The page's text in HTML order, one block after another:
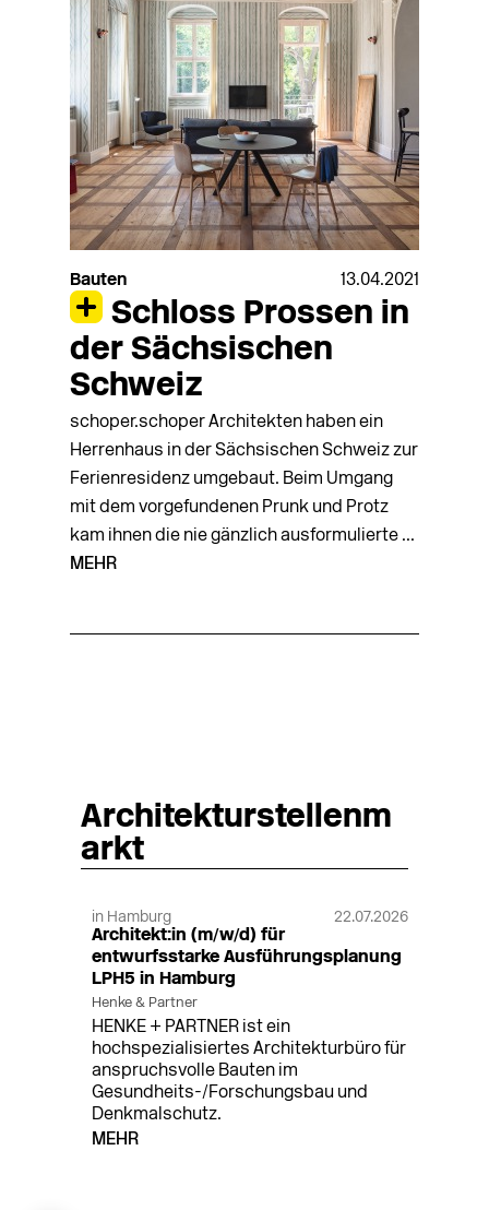
Bauten 13.04.2021
Schloss Prossen in
der Sächsischen
Schweiz
schoper.schoper Architekten haben ein
Herrenhaus in der Sächsischen Schweiz zur
Ferienresidenz umgebaut. Beim Umgang
mit dem vorgefundenen Prunk und Protz
kam ihnen die nie gänzlich ausformulierte ...
MEHR
Architekturstellenm
arkt
in Hamburg 22.07.2026
Architekt:in (m/w/d) für
entwurfsstarke Ausführungsplanung
LPH5 in Hamburg
Henke & Partner
HENKE + PARTNER ist ein
hochspezialisiertes Architekturbüro für
anspruchsvolle Bauten im
Gesundheits-/Forschungsbau und
Denkmalschutz.
MEHR